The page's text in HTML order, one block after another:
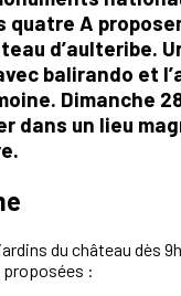
quatre A
d’aulteribe.
balirando et
Dimanche
dans un lieu
du château dès
: